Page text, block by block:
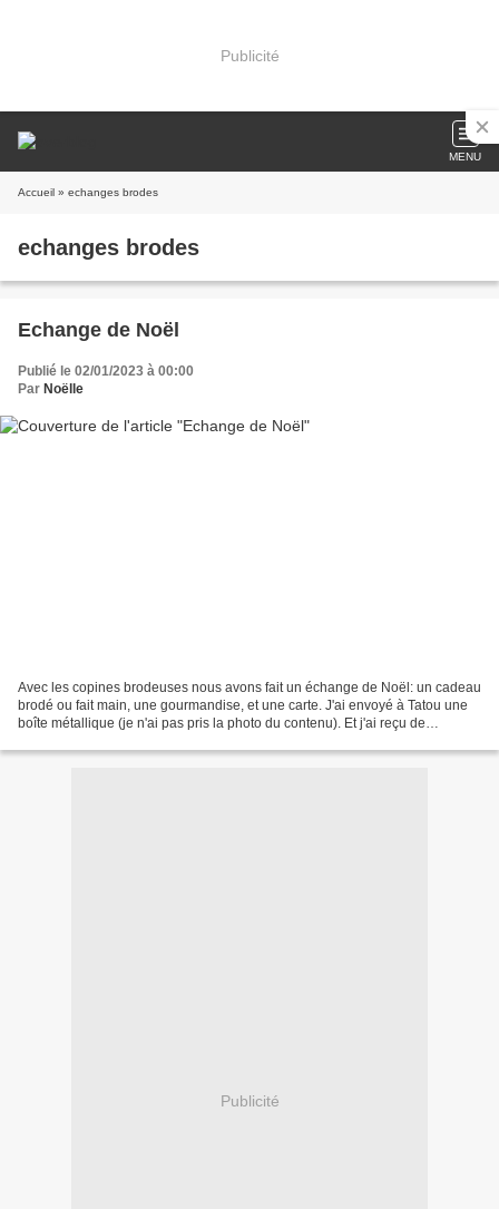
Publicité
MENU
Accueil » echanges brodes
echanges brodes
Echange de Noël
Publié le 02/01/2023 à 00:00
Par Noëlle
Avec les copines brodeuses nous avons fait un échange de Noël: un cadeau
brodé ou fait main, une gourmandise, et une carte. J'ai envoyé à Tatou une
boîte métallique (je n'ai pas pris la photo du contenu). Et j'ai reçu de
Publicité